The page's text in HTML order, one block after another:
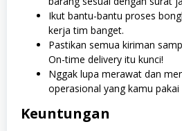
Ikut bantu-bantu proses
kerja tim banget.
Pastikan semua kiriman
On-time delivery itu kunci!
Nggak lupa merawat dan
operasional yang kamu pakai
Keuntungan